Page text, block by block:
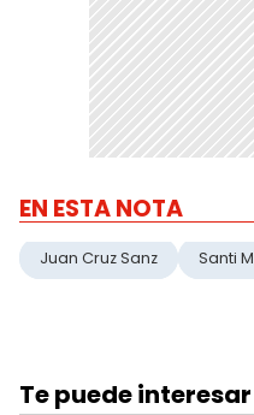
EN ESTA NOTA
Juan Cruz Sanz Santi